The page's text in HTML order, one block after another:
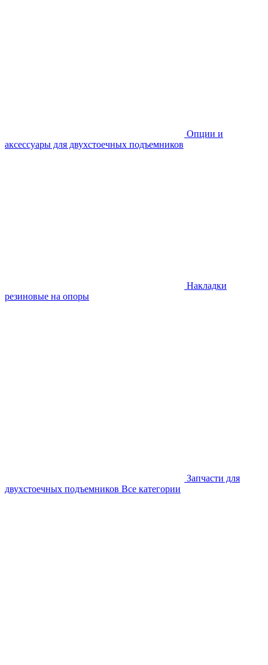
Опции и
аксессуары для двухстоечных подъемников
Накладки
резиновые на опоры
Запчасти для
двухстоечных подъемников Все категории